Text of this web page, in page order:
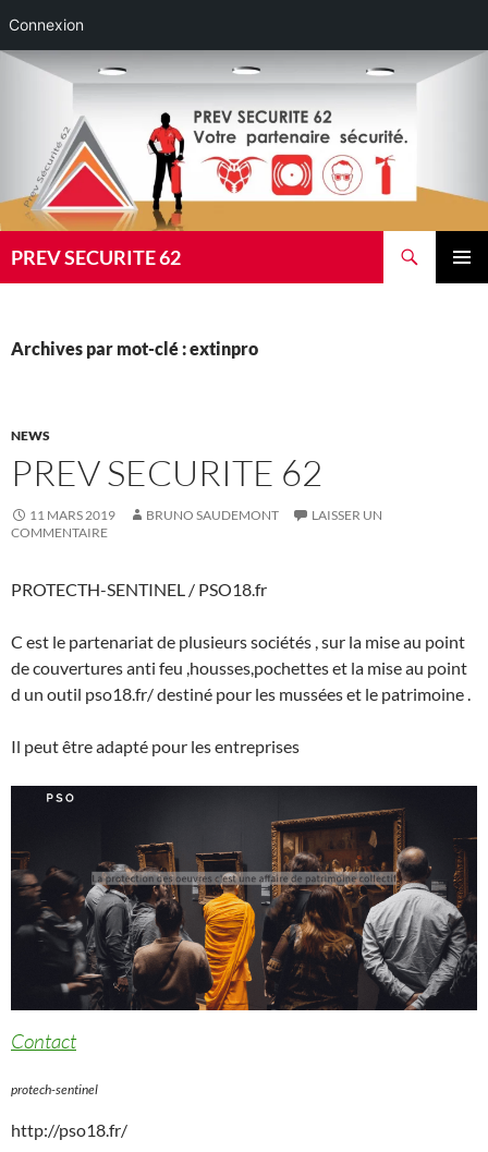
Connexion
Aller
PREV SECURITE 62
Archives par mot-clé : extinpro
NEWS
PREV SECURITE 62
11 MARS 2019 BRUNO SAUDEMONT
LAISSER UN
COMMENTAIRE
PROTECTH-SENTINEL / PSO18.fr
C est le partenariat de plusieurs sociétés , sur la mise au point
de couvertures anti feu ,housses,pochettes et la mise au point
d un outil pso18.fr/ destiné pour les mussées et le patrimoine .
Il peut être adapté pour les entreprises
Contact
protech-sentinel
http://pso18.fr/